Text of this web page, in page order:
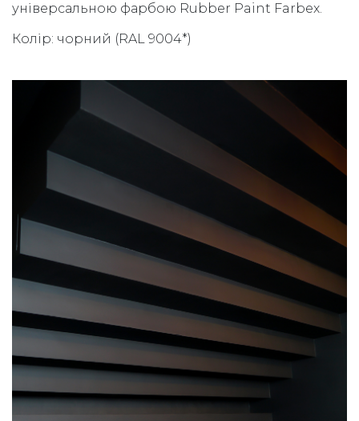
універсальною фарбою Rubber Paint Farbex.
Колір: чорний (RAL 9004*)